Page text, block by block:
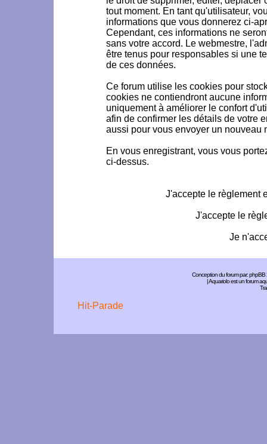
tout moment. En tant qu'utilisateur,
informations que vous donnerez ci-
Cependant, ces informations ne
sans votre accord. Le webmestre,
être tenus pour responsables si une
de ces données.
Ce forum utilise les cookies pour
cookies ne contiendront aucune
uniquement à améliorer le confort
afin de confirmer les détails de votre
aussi pour vous envoyer un nouveau
En vous enregistrant, vous vous
ci-dessus.
J'accepte le règlement
J'accepte le
Je
Conception du forum par:phpBB
| Aquariolo est un forum